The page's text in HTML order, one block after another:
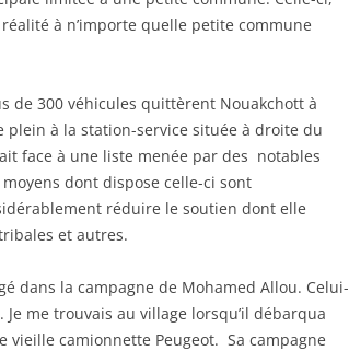
à n’importe quelle petite commune
de 300 véhicules quittèrent Nouakchott à
à la station-service située à droite du
face à une liste menée par des notables
dont dispose celle-ci sont
réduire le soutien dont elle
et autres.
dans la campagne de Mohamed Allou. Celui-
me trouvais au village lorsqu’il débarqua
vieille camionnette Peugeot. Sa campagne